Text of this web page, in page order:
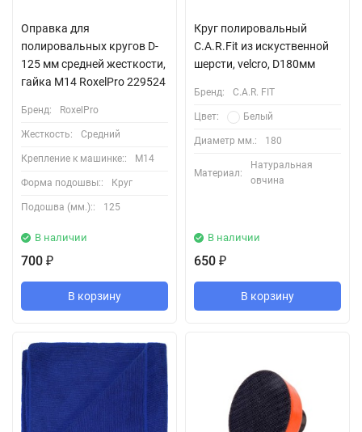
Оправка для
полировальных кругов D-
125 мм средней жесткости,
гайка М14 RoxelPro 229524
Бренд: RoxelPro
Жесткость: Средний
Крепление к машинке:: М14
Форма подошвы:: Круг
Подошва (мм.):: 125
В наличии
700 ₽
В корзину
Круг полировальный
C.A.R.Fit из искуственной
шерсти, velcro, D180мм
Бренд: C.A.R. FIT
Цвет: Белый
Диаметр мм.: 180
Материал:
Натуральная
овчина
В наличии
650 ₽
В корзину